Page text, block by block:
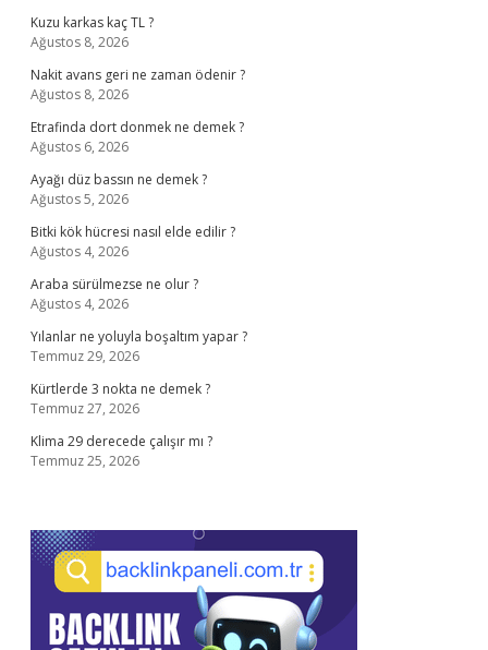
Kuzu karkas kaç TL ?
Ağustos 8, 2026
Nakit avans geri ne zaman ödenir ?
Ağustos 8, 2026
Etrafinda dort donmek ne demek ?
Ağustos 6, 2026
Ayağı düz bassın ne demek ?
Ağustos 5, 2026
Bitki kök hücresi nasıl elde edilir ?
Ağustos 4, 2026
Araba sürülmezse ne olur ?
Ağustos 4, 2026
Yılanlar ne yoluyla boşaltım yapar ?
Temmuz 29, 2026
Kürtlerde 3 nokta ne demek ?
Temmuz 27, 2026
Klima 29 derecede çalışır mı ?
Temmuz 25, 2026